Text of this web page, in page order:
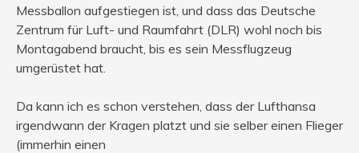
Messballon aufgestiegen ist, und dass das Deutsche
Zentrum für Luft- und Raumfahrt (DLR) wohl noch bis
Montagabend braucht, bis es sein Messflugzeug
umgerüstet hat.
Da kann ich es schon verstehen, dass der Lufthansa
irgendwann der Kragen platzt und sie selber einen Flieger
(immerhin einen